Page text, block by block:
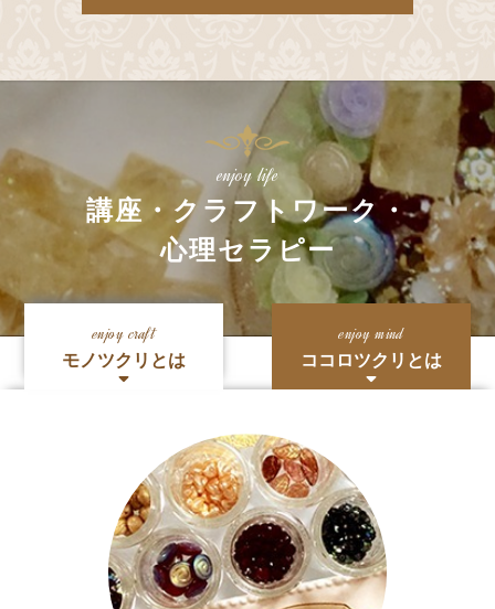
enjoy life
講座・クラフトワーク・
心理セラピー
enjoy craft
モノツクリとは
enjoy mind
ココロツクリとは